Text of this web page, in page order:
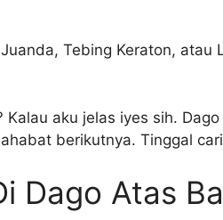
Tebing Keraton, atau
aku jelas iyes sih.
berikutnya. Tinggal
Dago Atas